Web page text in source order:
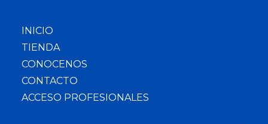
INICIO
TIENDA
CONOCENOS
CONTACTO
ACCESO PROFESIONALES